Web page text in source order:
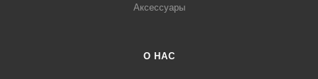
Аксессуары
О НАС